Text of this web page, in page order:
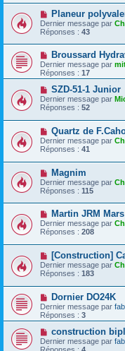
Planeur
Dernier message par
Réponses : 43
Broussard
Dernier message par
Réponses : 17
SZD-51-1 Junior
Dernier message par
Réponses : 52
Quartz de
Dernier message par
Réponses : 41
Magnim
Dernier message par
Réponses : 115
Martin JRM Mars
Dernier message par
Réponses : 208
[Construction]
Dernier message par
Réponses : 183
Dornier DO24K
Dernier message par
Réponses : 3
construction
Dernier message par